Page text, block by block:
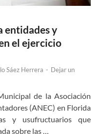
entidades y
el ejercicio
Sáez Herrera - Dejar un
de la Asociación
(ANEC) en Florida
y usufructuarios que
sobre las …